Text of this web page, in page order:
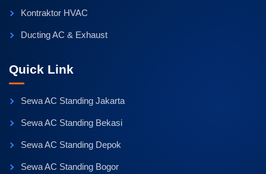
Kontraktor HVAC
Ducting AC & Exhaust
Quick Link
Sewa AC Standing Jakarta
Sewa AC Standing Bekasi
Sewa AC Standing Depok
Sewa AC Standing Bogor